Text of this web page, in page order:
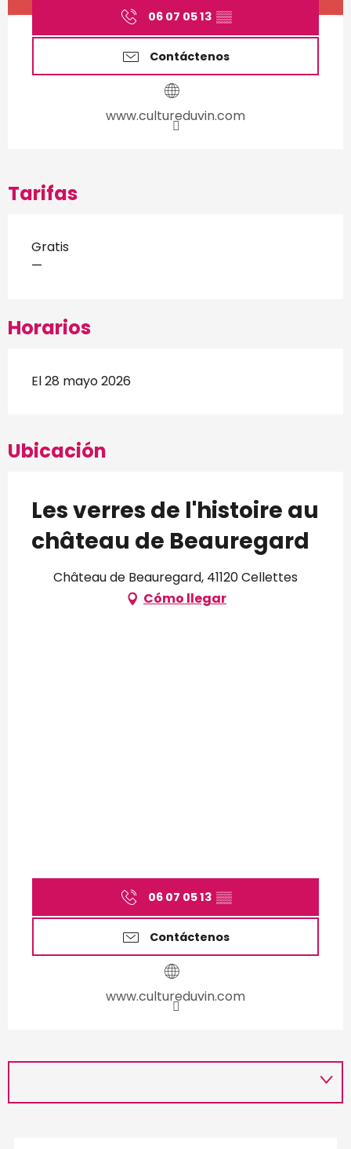
06 07 05 13 ▒▒
Contáctenos
www.cultureduvin.com
Tarifas
Gratis
—
Horarios
El 28 mayo 2026
Ubicación
Les verres de l'histoire au
château de Beauregard
Château de Beauregard, 41120 Cellettes
Cómo llegar
06 07 05 13 ▒▒
Contáctenos
www.cultureduvin.com